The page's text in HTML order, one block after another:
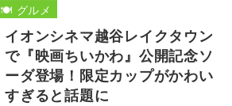
イオンシネマ越谷レイクタウン
で『映画ちいかわ』公開記念ソ
ーダ登場！限定カップがかわい
すぎると話題に
🍽️ グルメ